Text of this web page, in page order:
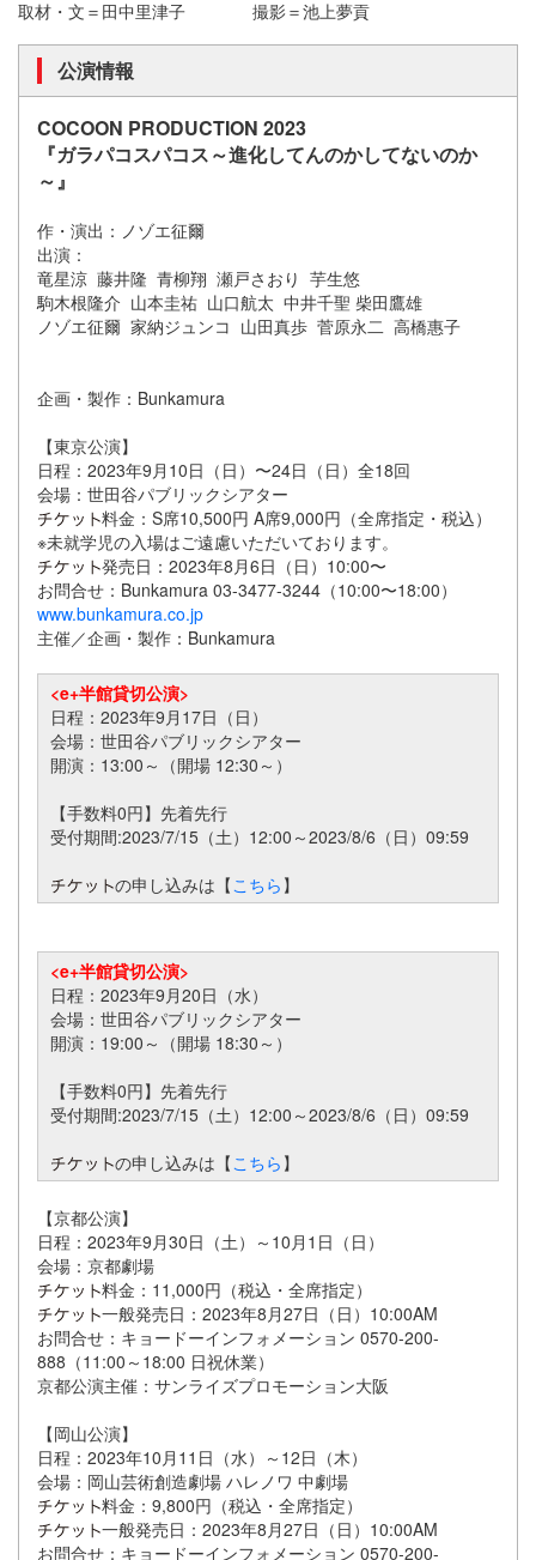
取材・文＝田中里津子 撮影＝池上夢貢
公演情報
COCOON PRODUCTION 2023
『ガラパコスパコス～進化してんのかしてないのか
～』
作・演出：ノゾエ征爾
出演：
竜星涼 藤井隆 青柳翔 瀬戸さおり 芋生悠
駒木根隆介 山本圭祐 山口航太 中井千聖 柴田鷹雄
ノゾエ征爾 家納ジュンコ 山田真歩 菅原永二 高橋惠子
企画・製作：Bunkamura
【東京公演】
日程：2023年9月10日（日）〜24日（日）全18回
会場：世田谷パブリックシアター
料金：S席10,500円 A席9,000円（全席指定・税込）
※未就学児の入場はご遠慮いただいております。
発売日：2023年8月6日（日）10:00〜
お問合せ：Bunkamura 03-3477-3244（10:00〜18:00）
www.bunkamura.co.jp
主催／企画・製作：Bunkamura
<e+半館貸切公演>
日程：2023年9月17日（日）
会場：世田谷パブリックシアター
開演：13:00～（開場 12:30～）
【手数料0円】先着先行
受付期間:2023/7/15 （土） 12:00～2023/8/6 （ 日 ） 09:59
の申し込みは【こちら 】
<e+半館貸切公演>
日程：2023年9月20日 （水）
会場：世田谷パブリックシアター
開演：19:00～（開場 18:30～）
【手数料0円】先着先行
受付期間:2023/7/15 （土） 12:00～2023/8/6 （ 日 ） 09:59
の申し込みは【こちら 】
【京都公演】
日程：2023年9月30日（土）～10月1日（日）
会場：京都劇場
料金：11,000円（税込・全席指定）
一般発売日：2023年8月27日（日）10:00AM
お問合せ：キョードーインフォメーション 0570-200-
888（11:00～18:00 日祝休業）
京都公演主催：サンライズプロモーション大阪
【岡山公演】
日程：2023年10月11日（水）～12日（木）
会場：岡山芸術創造劇場 ハレノワ 中劇場
料金：9,800円（税込・全席指定）
一般発売日：2023年8月27日（日）10:00AM
お問合せ：キョードーインフォメーション 0570-200-